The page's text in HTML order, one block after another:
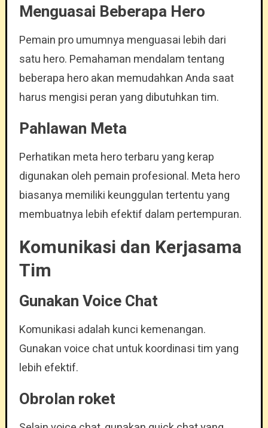
Menguasai Beberapa Hero
Pemain pro umumnya menguasai lebih dari
satu hero. Pemahaman mendalam tentang
beberapa hero akan memudahkan Anda saat
harus mengisi peran yang dibutuhkan tim.
Pahlawan Meta
Perhatikan meta hero terbaru yang kerap
digunakan oleh pemain profesional. Meta hero
biasanya memiliki keunggulan tertentu yang
membuatnya lebih efektif dalam pertempuran.
Komunikasi dan Kerjasama
Tim
Gunakan Voice Chat
Komunikasi adalah kunci kemenangan.
Gunakan voice chat untuk koordinasi tim yang
lebih efektif.
Obrolan roket